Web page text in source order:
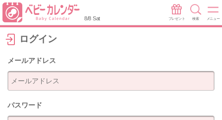
8/8 Sat プレゼント 検索 メニュー
ログイン
メールアドレス
パスワード